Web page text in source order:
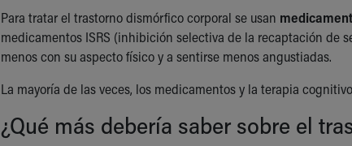
Para tratar el trastorno dismórfico corporal se usan
medicamentos ISRS (inhibición selectiva de la recaptación de
menos con su aspecto físico y a sentirse menos angustiadas.
La mayoría de las veces, los medicamentos y la terapia
¿Qué más debería saber sobre el